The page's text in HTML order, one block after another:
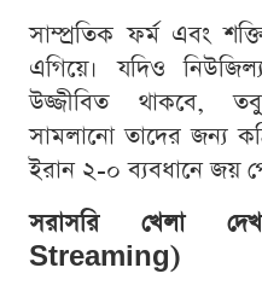
সাম্প্রতিক ফর্ম এবং
এগিয়ে। যদিও
উজ্জীবিত থাকবে,
সামলানো তাদের জন্য
ইরান ২-০ ব্যবধানে জয়
সরাসরি খেলা
Streaming)